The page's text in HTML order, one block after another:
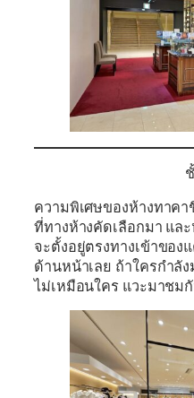
ความพิเศษของห้างทาค
ที่ทางห้างคัดเลือกมา แล
จะตั้งอยู่ตรงทางเข้าของ
ด้านหน้าเลย ถ้าใครกำลั
ไม่เหมือนใคร แวะมาชม